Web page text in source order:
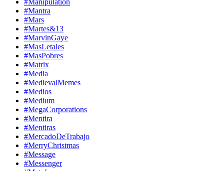
#Manipulation
#Mantra
#Mars
#Martes&13
#MarvinGaye
#MasLetales
#MasPobres
#Matrix
#Media
#MedievalMemes
#Medios
#Medium
#MegaCorporations
#Mentira
#Mentiras
#MercadoDeTrabajo
#MerryChristmas
#Message
#Messenger